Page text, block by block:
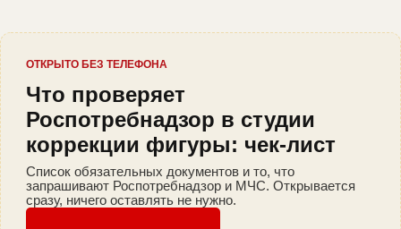
ОТКРЫТО БЕЗ ТЕЛЕФОНА
Что проверяет
Роспотребнадзор в студии
коррекции фигуры: чек-лист
Список обязательных документов и то, что
запрашивают Роспотребнадзор и МЧС. Открывается
сразу, ничего оставлять не нужно.